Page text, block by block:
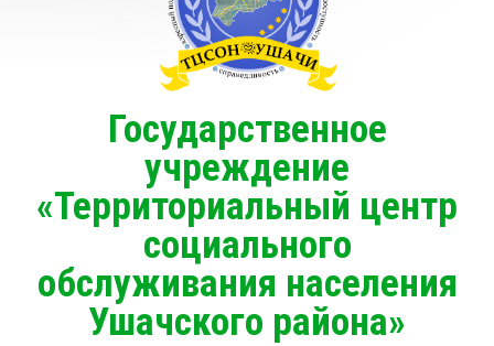
Государственное
учреждение
«Территориальный центр
социального
обслуживания населения
Ушачского района»